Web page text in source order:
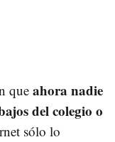
queahora nadie
del colegio o
sólo lo